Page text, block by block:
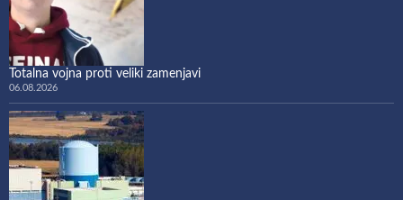
Totalna vojna proti veliki zamenjavi
06.08.2026